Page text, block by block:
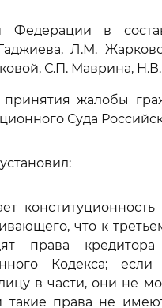
Федерации в
Л.М.
С.П. Маврина,
жалобы
Суда
установил:
конституционность
что к
права
Кодекса; если
в части, они не
такие права не